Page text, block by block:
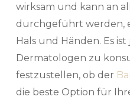
wirksam und kann an
durchgeführt werden,
Hals und Händen. Es
Dermatologen zu
festzustellen, ob der
die beste Option für